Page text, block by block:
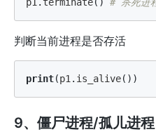
判断当前进程是否存活
print(p1 . is_alive())
9、僵尸进程/孤儿进程